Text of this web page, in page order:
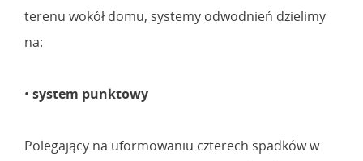
terenu wokół domu, systemy odwodnień dzielimy
na:
• system punktowy
Polegający na uformowaniu czterech spadków w